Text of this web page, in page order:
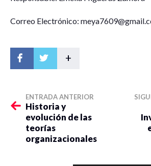
Correo Electrónico:
+
ENTRADA ANTERIOR
Historia y
evolución de las
teorías
organizacionales